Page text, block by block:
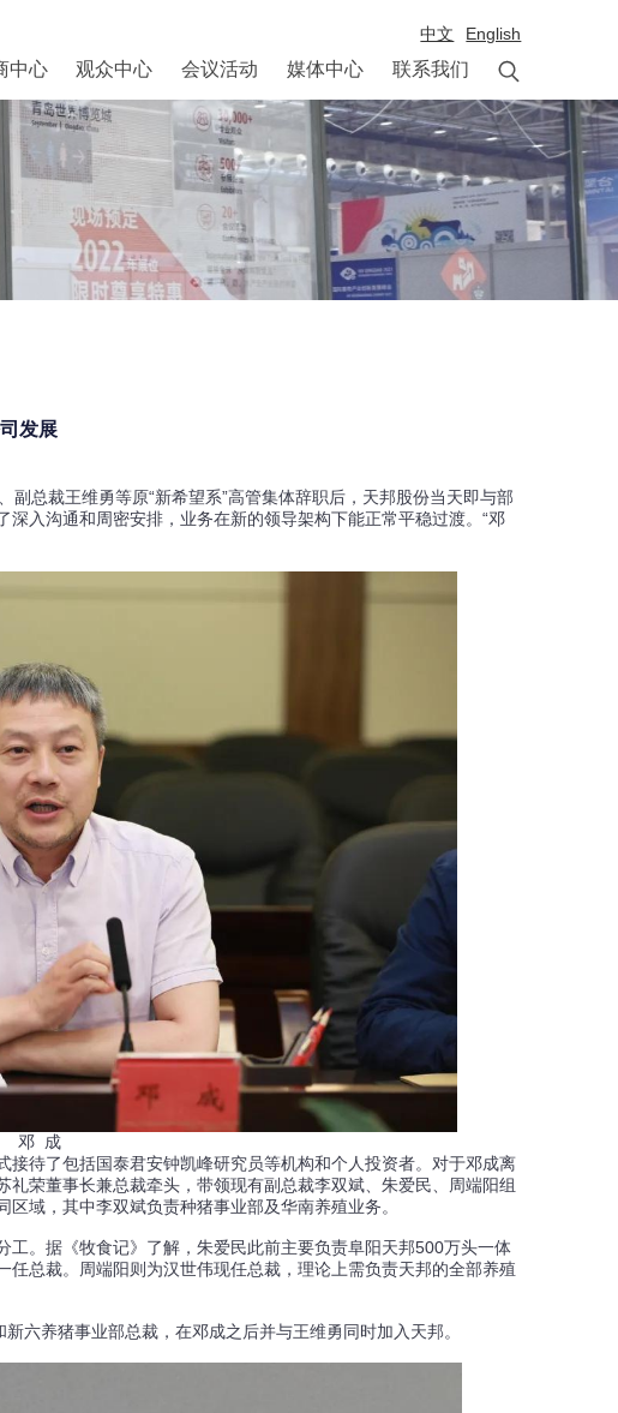
中文 English
中心 观众中心 会议活动 媒体中心 联系我们 
发展
总裁王维勇等原“新希望系”高管集体辞职后，天邦股份当天即与部
入沟通和周密安排，业务在新的领导架构下能正常平稳过渡。“邓
邓 成
待了包括国泰君安钟凯峰研究员等机构和个人投资者。对于邓成离
荣董事长兼总裁牵头，带领现有副总裁李双斌、朱爱民、周端阳组
域，其中李双斌负责种猪事业部及华南养殖业务。
。据《牧食记》了解，朱爱民此前主要负责阜阳天邦500万头一体
总裁。周端阳则为汉世伟现任总裁，理论上需负责天邦的全部养殖
六养猪事业部总裁，在邓成之后并与王维勇同时加入天邦。